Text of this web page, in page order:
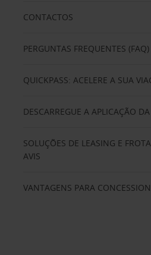
CONTACTOS
PERGUNTAS FREQUENTES (FAQ)
QUICKPASS: ACELERE A SUA
DESCARREGUE A APLICAÇÃO
SOLUÇÕES DE LEASING E
AVIS
VANTAGENS PARA